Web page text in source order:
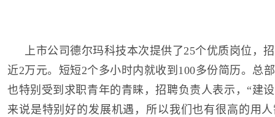
上市公司德尔玛科技本次提供了25个优质岗位，
近2万元。短短2个多小时内就收到100多份简历。总
也特别受到求职青年的青睐，招聘负责人表示，“建
来说是特别好的发展机遇，所以我们也有很高的用